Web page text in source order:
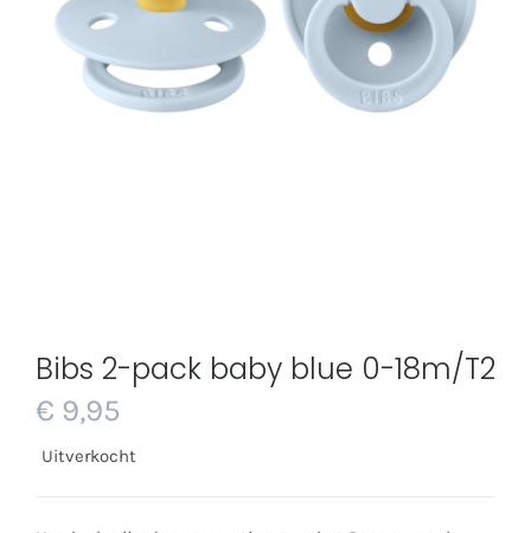
Bibs 2-pack baby blue 0-18m/T2
€ 9,95
Uitverkocht